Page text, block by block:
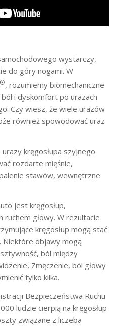
wystarczy,
do góry nogami. W
®, rozumiemy biomechaniczne
i dyskomfort po urazach
Czy wiesz, że wiele urazów
również spowodować uraz
kręgosłupa szyjnego
rozdarte mięśnie,
stawów, wewnętrzne
jest kręgosłup,
ruchem głowy. W rezultacie
kręgosłup mogą stać
Niektóre objawy mogą
ból między
Zmęczenie, ból głowy
tylko kilka.
Bezpieczeństwa Ruchu
ludzie cierpią na kręgosłup
związane z liczeba